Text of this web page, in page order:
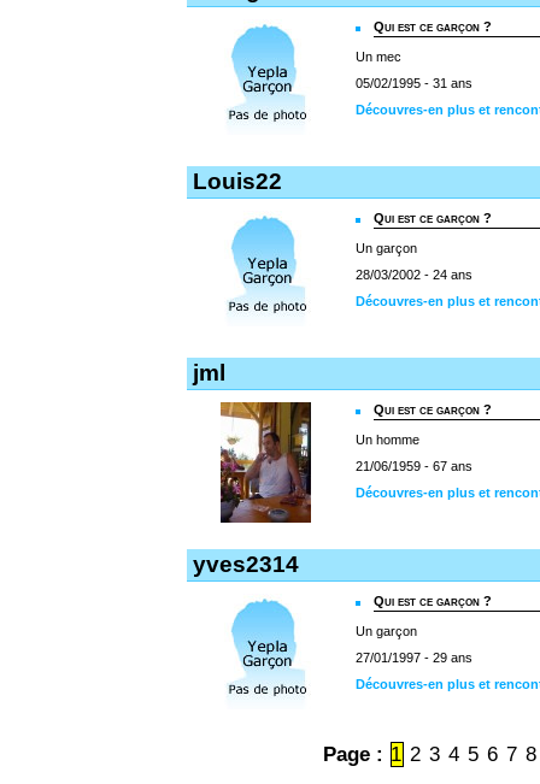
Qui est ce garçon ?
Un mec
05/02/1995 - 31 ans
Découvres-en plus et
Louis22
Qui est ce garçon ?
Un garçon
28/03/2002 - 24 ans
Découvres-en plus et
jml
Qui est ce garçon ?
Un homme
21/06/1959 - 67 ans
Découvres-en plus et
yves2314
Qui est ce garçon ?
Un garçon
27/01/1997 - 29 ans
Découvres-en plus et
Page : 1 2 3 4 5 6 7 8